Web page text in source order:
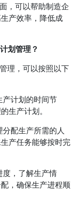
，可以帮助制造企
产效率，降低成
划管理？
理，可以按照以下
计划的时间节
生产计划。
配生产所需的人
产任务能够按时完
度，了解生产情
，确保生产进程顺